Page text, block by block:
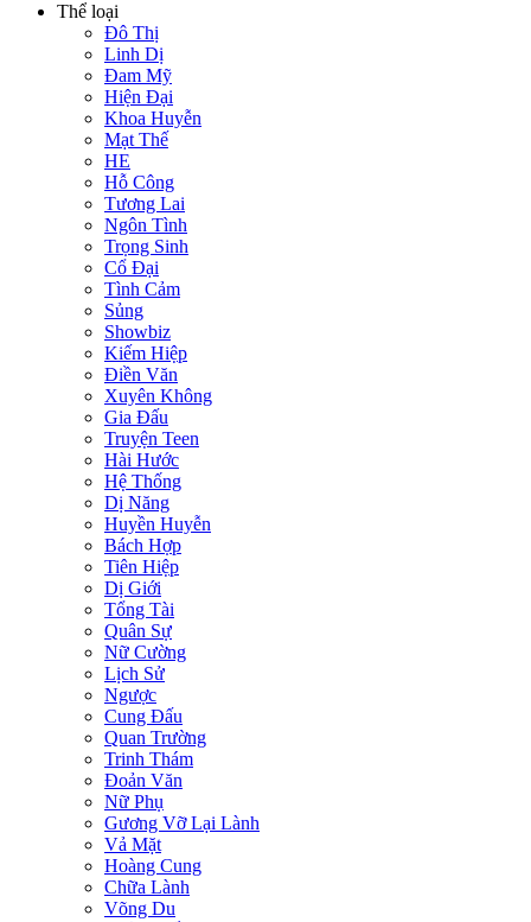
Thể loại
Đô Thị
Linh Dị
Đam Mỹ
Hiện Đại
Khoa Huyễn
Mạt Thế
HE
Hỗ Công
Tương Lai
Ngôn Tình
Trọng Sinh
Cổ Đại
Tình Cảm
Sủng
Showbiz
Kiếm Hiệp
Điền Văn
Xuyên Không
Gia Đấu
Truyện Teen
Hài Hước
Hệ Thống
Dị Năng
Huyền Huyễn
Bách Hợp
Tiên Hiệp
Dị Giới
Tổng Tài
Quân Sự
Nữ Cường
Lịch Sử
Ngược
Cung Đấu
Quan Trường
Trinh Thám
Đoản Văn
Nữ Phụ
Gương Vỡ Lại Lành
Vả Mặt
Hoàng Cung
Chữa Lành
Võng Du